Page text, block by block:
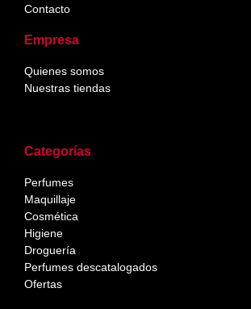
Categorías
Perfumes
Maquillaje
Cosmética
Higiene
Droguería
Perfumes descatalogados
Ofertas
Contacto
Empresa
Quienes somos
Nuestras tiendas